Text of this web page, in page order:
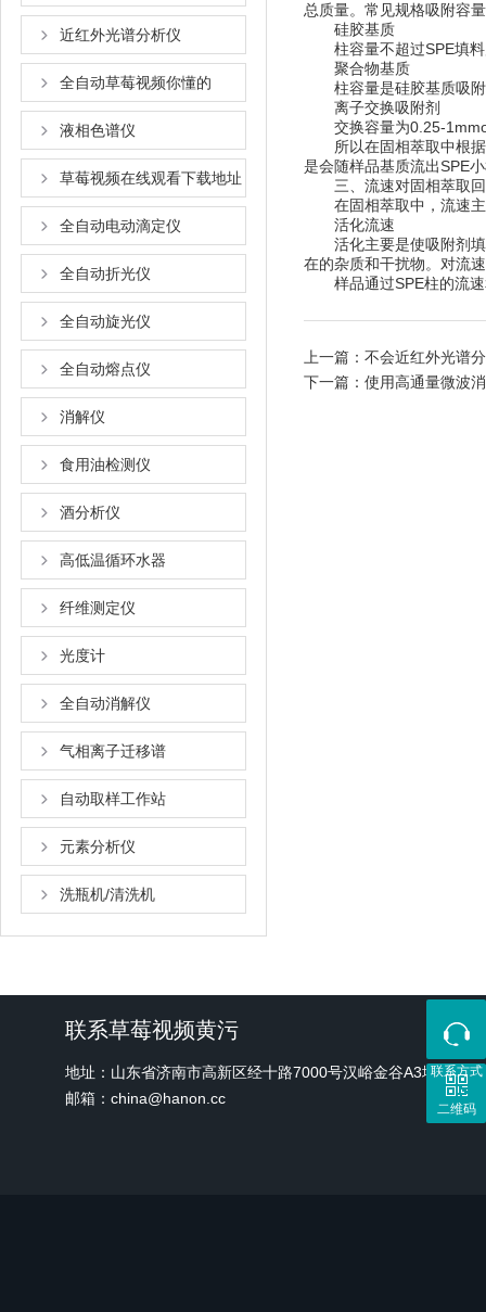
近红外光谱分析仪
全自动草莓视频你懂的
液相色谱仪
草莓视频在线观看下载地址
全自动电动滴定仪
全自动折光仪
全自动旋光仪
全自动熔点仪
消解仪
食用油检测仪
酒分析仪
高低温循环水器
纤维测定仪
光度计
全自动消解仪
气相离子迁移谱
自动取样工作站
元素分析仪
洗瓶机/清洗机
总质量。常见规格吸附容量
硅胶基质
柱容量不超过SPE填料质
聚合物基质
柱容量是硅胶基质吸附剂
离子交换吸附剂
交换容量为0.25-1mmol/
所以在固相萃取中根据上
是会随样品基质流出SPE小柱
三、流速对固相萃取
在固相萃取中，流速主
活化流速
活化主要是使吸附剂填料
在的杂质和干扰物。对
样品通过SPE柱的流速和
上一篇： 不会近红外光谱分
下一篇： 使用高通量微波
联系草莓视频黄污
地址：山东省济南市高新区经十路7000号汉峪金谷A3地块1号
邮箱：china@hanon.cc
联系方式
二维码